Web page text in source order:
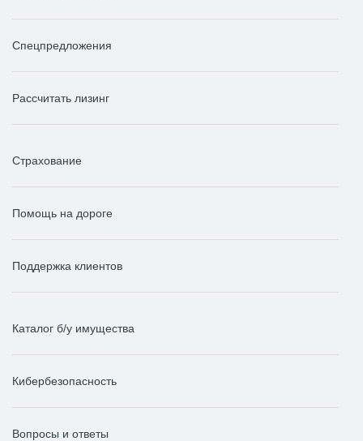
Спецпредложения
Рассчитать лизинг
Страхование
Помощь на дороге
Поддержка клиентов
Каталог б/у имущества
Кибербезопасность
Вопросы и ответы